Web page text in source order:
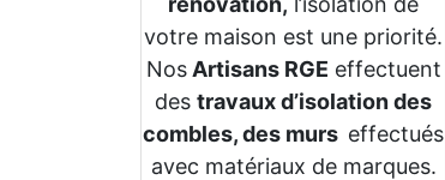
votre maison est une priorité.
NosArtisans RGE effectuent
des travaux d’isolation des
combles, des murs effectués
avec matériaux de marques.